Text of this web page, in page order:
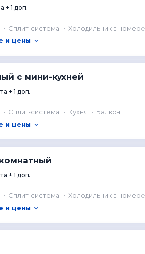
+ 1 доп.
Сплит-система Холодильник в номере
и цены
с мини-кухней
+ 1 доп.
Сплит-система Кухня
Балкон
и цены
+ 1 доп.
Сплит-система Холодильник в номере
и цены